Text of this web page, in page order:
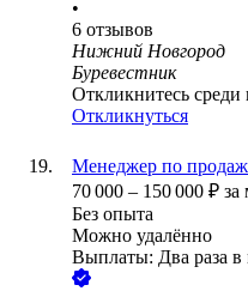
•
6 отзывов
Нижний Новгород
Буревестник
Откликнитесь среди
Откликнуться
Менеджер по
70 000 – 150 000 ₽ за
Без опыта
Можно удалённо
Выплаты: Два раза в